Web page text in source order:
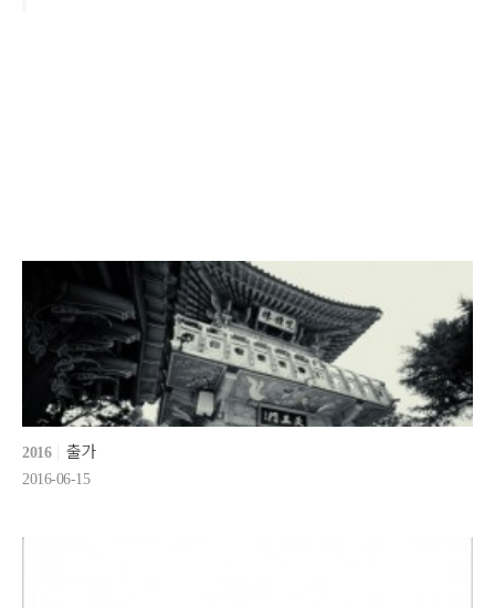
2016 출가
2016-06-15